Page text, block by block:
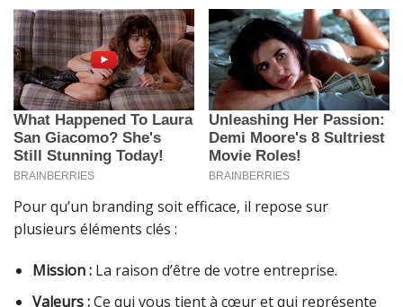
Pour qu’un branding soit efficace, il repose sur
plusieurs éléments clés :
Mission :La raison d’être de votre entreprise.
Valeurs :Ce qui vous tient à cœur et qui représente